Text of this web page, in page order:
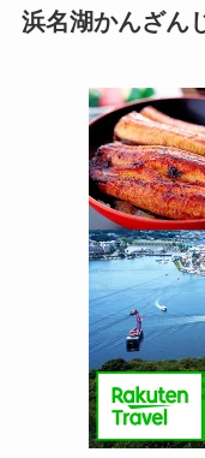
浜名湖かんざん